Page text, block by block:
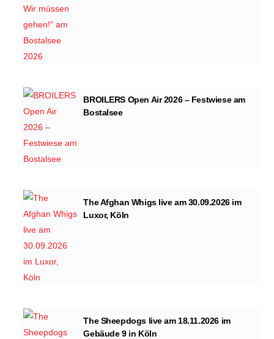
BROILERS Open Air 2026 – Festwiese am
Bostalsee
The Afghan Whigs live am 30.09.2026 im
Luxor, Köln
The Sheepdogs live am 18.11.2026 im
Gebäude 9 in Köln